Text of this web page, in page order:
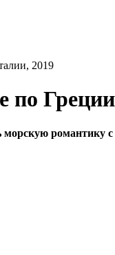
2019
по
романтику